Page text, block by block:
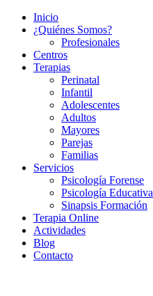
Inicio
¿Quiénes Somos?
Profesionales
Centros
Terapias
Perinatal
Infantil
Adolescentes
Adultos
Mayores
Parejas
Familias
Servicios
Psicología Forense
Psicología Educativa
Sinapsis Formación
Terapia Online
Actividades
Blog
Contacto